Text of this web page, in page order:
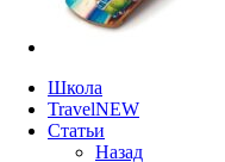
Школа
TravelNEW
Статьи
Назад